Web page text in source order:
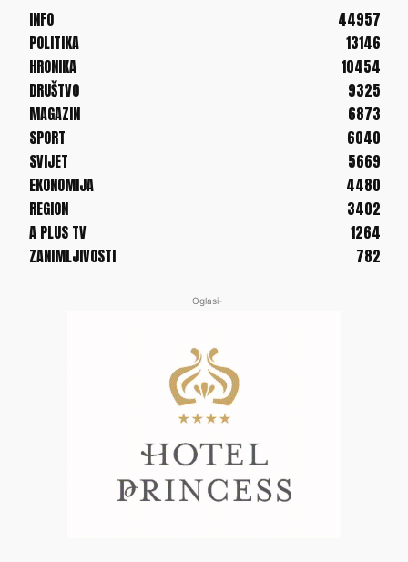
INFO
44957
POLITIKA
13146
HRONIKA
10454
DRUŠTVO
9325
MAGAZIN
6873
SPORT
6040
SVIJET
5669
EKONOMIJA
4480
REGION
3402
A PLUS TV
1264
ZANIMLJIVOSTI
782
- Oglasi-